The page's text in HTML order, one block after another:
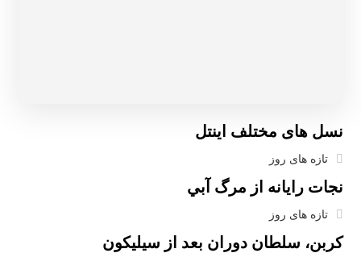
نسل های مختلف اینتل
تازه های روز
ﻧﺠﺎﺕ ﺭﺍﻳﺎﻧﻪ ﺍﺯ ﻣﺮگ ﺁﺑﻲ
تازه های روز
کربن، سلطان دوران بعد از سیلیکون